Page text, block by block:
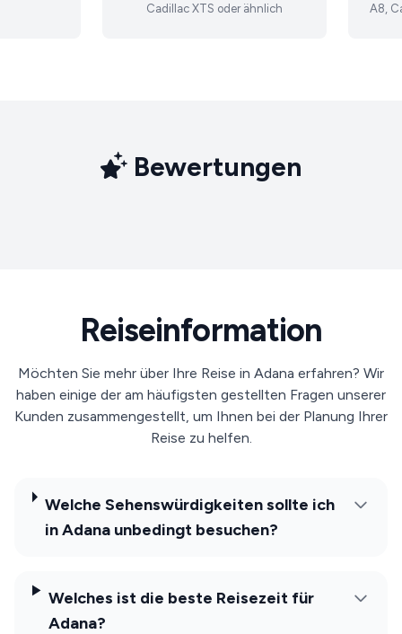
Cadillac XTS oder ähnlich
A8,
Bewertungen
Reiseinformation
Möchten Sie mehr über Ihre Reise in Adana erfahren? Wir
haben einige der am häufigsten gestellten Fragen unserer
Kunden zusammengestellt, um Ihnen bei der Planung Ihrer
Reise zu helfen.
Welche Sehenswürdigkeiten sollte ich
in Adana unbedingt besuchen?
Welches ist die beste Reisezeit für
Adana?